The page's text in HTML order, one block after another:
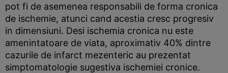
pot fi de asemenea responsabili de forma cronica
de ischemie, atunci cand acestia cresc progresiv
in dimensiuni. Desi ischemia cronica nu este
amenintatoare de viata, aproximativ 40% dintre
cazurile de infarct mezenteric au prezentat
simptomatologie sugestiva ischemiei cronice.